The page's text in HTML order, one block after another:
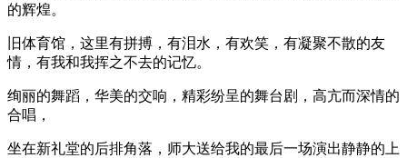
的辉煌。
旧体育馆，这里有拼搏，有泪水，有欢笑，有凝聚不散的友
情，有我和我挥之不去的记忆。
绚丽的舞蹈，华美的交响，精彩纷呈的舞台剧，高亢而深情的
合唱，
坐在新礼堂的后排角落，师大送给我的最后一场演出静静的上